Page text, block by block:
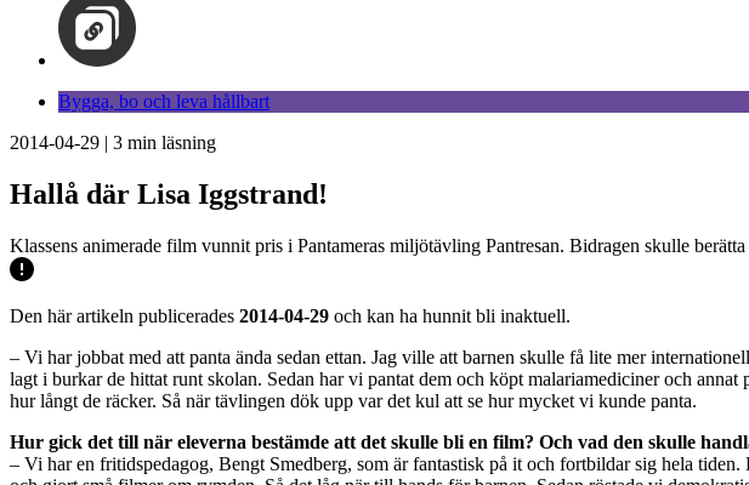
Bygga, bo och leva hållbart
2014-04-29 | 3 min läsning
Hallå där Lisa Iggstrand!
Klassens animerade film vunnit pris i Pantameras miljötävling Pantresan. Bidragen skulle
Den här artikeln publicerades 2014-04-29 och kan ha hunnit bli inaktuell.
– Vi har jobbat med att panta ända sedan ettan. Jag ville att barnen skulle få lite mer
lagt i burkar de hittat runt skolan. Sedan har vi pantat dem och köpt malariamediciner och
hur långt de räcker. Så när tävlingen dök upp var det kul att se hur mycket vi kunde panta.
Hur gick det till när eleverna bestämde att det skulle bli en film? Och vad den skulle
– Vi har en fritidspedagog, Bengt Smedberg, som är fantastisk på it och fortbildar sig hela